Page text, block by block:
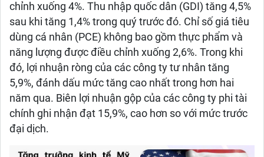
chỉnh xuống 4%. Thu nhập quốc dân (GDI) tăng 4,5%
sau khi tăng 1,4% trong quý trước đó. Chỉ số giá tiêu
dùng cá nhân (PCE) không bao gồm thực phẩm và
năng lượng được điều chỉnh xuống 2,6%. Trong khi
đó, lợi nhuận ròng của các công ty tư nhân tăng
5,9%, đánh dấu mức tăng cao nhất trong hơn hai
năm qua. Biên lợi nhuận gộp của các công ty phi tài
chính ghi nhận đạt 15,9%, cao hơn so với mức trước
đại dịch.